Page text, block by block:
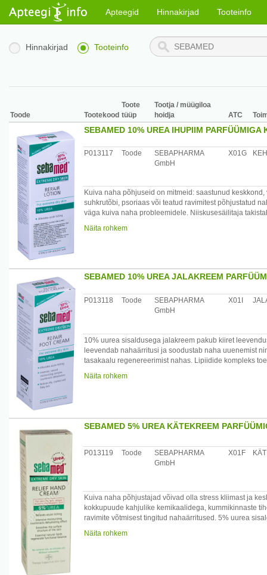
Apteegid Hinnakirjad Tooteinfo
Hinnakirjad Tooteinfo
Toode Tootekood
Toote
tüüp
Tootja / müügiloa
hoidja
ATC
SEBAMED 10% UREA IHUPIIM PARFÜÜMIGA
P013117 Toode
SEBAPHARMA
GmbH
X01G
Kuiva naha põhjuseid on mitmeid: saastunud
suhkrutõbi, psoriaas või teatud ravimitest põhjustatud
väga kuiva naha probleemidele. Niiskusesäilitaja
Nahaomane letsitiin, magusmandliõli ja triglütseriin
Magnesium Sulfate, Cera alba, Caprylic/Capric
Alcohol, Phenoxyethanol, Sodium Benzoate.
Päritolumaa: Saksamaa
Näita rohkem
SEBAMED 10% UREA JALAKREEM
P013118 Toode
SEBAPHARMA
GmbH
X01I
10% uurea sisaldusega jalakreem pakub kiiret
leevendab nahaärritusi ja soodustab naha uuenemist
tasakaalu regenereerimist nahas. Lipiidide kompleks
Ei sisalda värvaineid, mineraal- ja silikoonõlisid ning
Koostis: Aqua, Caprylic/Capric Triglyceride, Urea,
Citrate,
Päritolumaa: Saksamaa
Näita rohkem
SEBAMED 5% UREA KÄTEKREEM
P013119 Toode
SEBAPHARMA
GmbH
X01F
Kuiva naha põhjustajad võivad olla stress kliimast ja
kokkupuude kahjulike kemikaalidega, kummikinnaste
ravimite võtmisest tingitud nahaärritused. 5% uurea
/*/*
Näita rohkem